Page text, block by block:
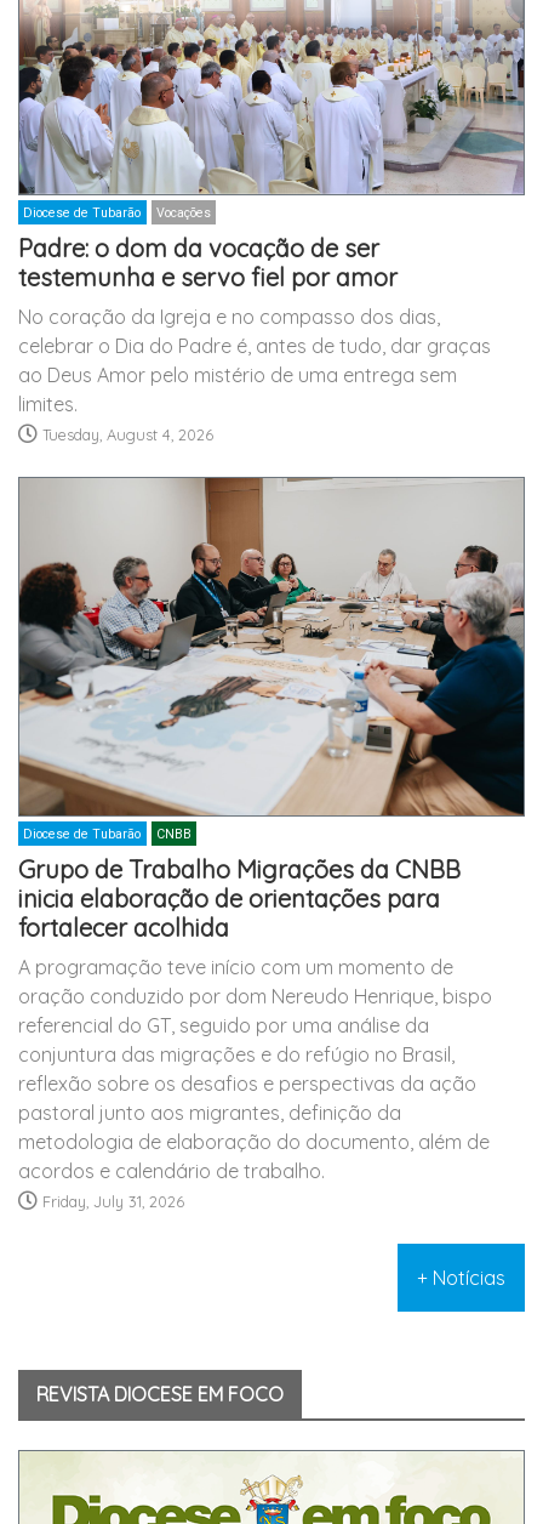
Diocese de Tubarão Vocações
Padre: o dom da vocação de ser
testemunha e servo fiel por amor
No coração da Igreja e no compasso dos dias,
celebrar o Dia do Padre é, antes de tudo, dar graças
ao Deus Amor pelo mistério de uma entrega sem
limites.
Tuesday, August 4, 2026
Diocese de Tubarão CNBB
Grupo de Trabalho Migrações da CNBB
inicia elaboração de orientações para
fortalecer acolhida
A programação teve início com um momento de
oração conduzido por dom Nereudo Henrique, bispo
referencial do GT, seguido por uma análise da
conjuntura das migrações e do refúgio no Brasil,
reflexão sobre os desafios e perspectivas da ação
pastoral junto aos migrantes, definição da
metodologia de elaboração do documento, além de
acordos e calendário de trabalho.
Friday, July 31, 2026
+ Notícias
REVISTA DIOCESE EM FOCO